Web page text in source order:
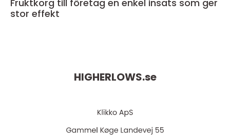
Fruktkorg till företag en enkel insats som ger
stor effekt
HIGHERLOWS.se